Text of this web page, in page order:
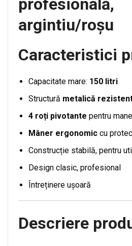
profesională,
argintiu/roșu
Caracteristici
Capacitate mare: 150 litri
Structură metalică
4 roți pivotante pentru
Mâner ergonomic cu
Construcție stabilă, pentru
Design clasic, profesional
Întreținere ușoară
Descriere